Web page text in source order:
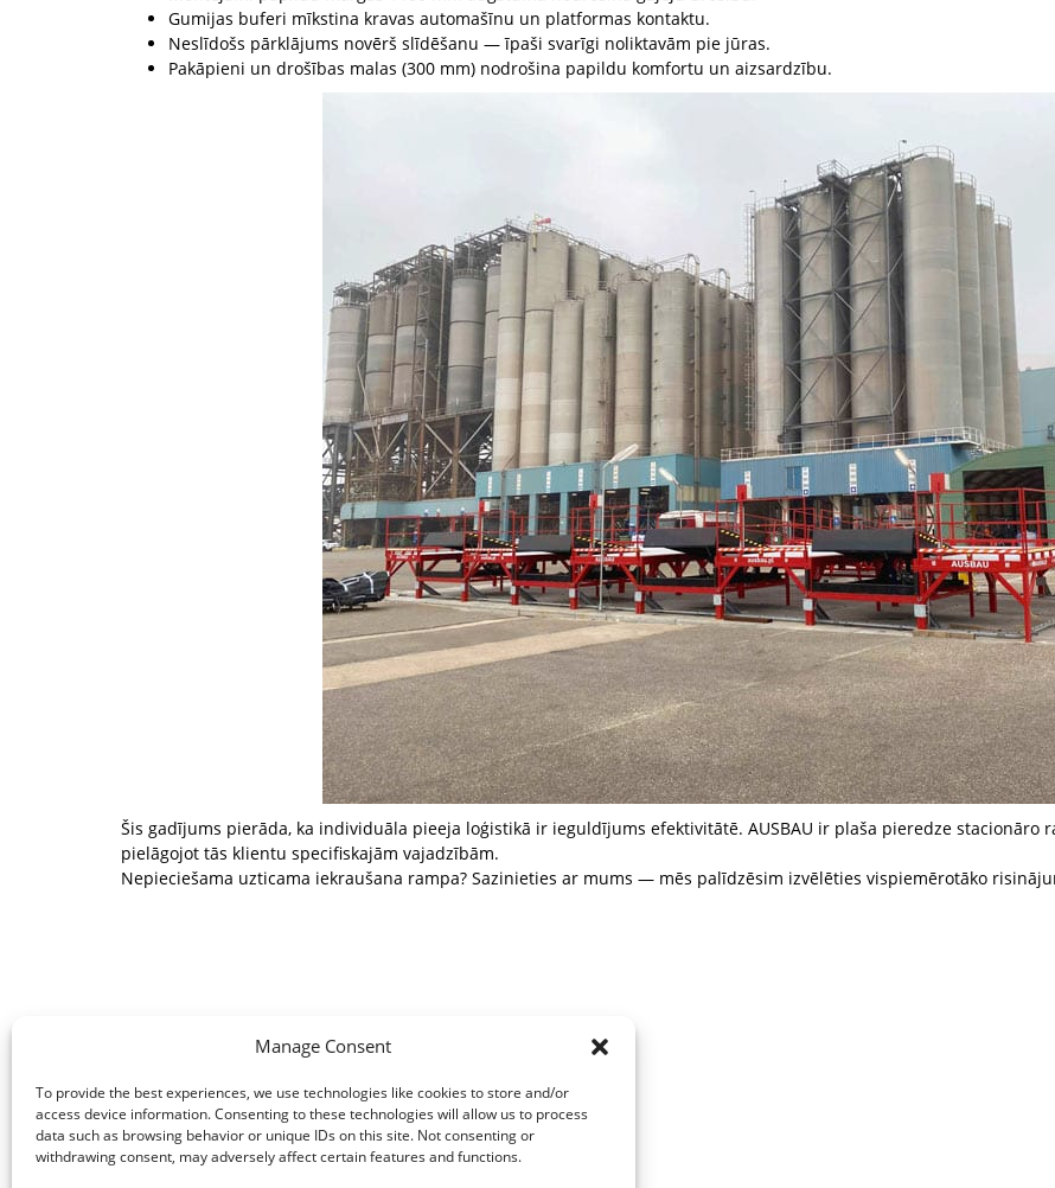
Manage Consent
To provide the best experiences, we use technologies like cookies to store and/or
access device information. Consenting to these technologies will allow us to process
data such as browsing behavior or unique IDs on this site. Not consenting or
withdrawing consent, may adversely affect certain features and functions.
Gumijas buferi mīkstina kravas automašīnu un platformas kontaktu.
Neslīdošs pārklājums novērš slīdēšanu — īpaši svarīgi noliktavām pie jūras.
Pakāpieni un drošības malas (300 mm) nodrošina papildu komfortu un aizsardzību.
Šis gadījums pierāda, ka individuāla pieeja loģistikā ir ieguldījums efektivitātē. AUSBAU ir plaša pieredze stacionāro
pielāgojot tās klientu specifiskajām vajadzībām.
Nepieciešama uzticama iekraušana rampa? Sazinieties ar mums — mēs palīdzēsim izvēlēties vispiemērotāko